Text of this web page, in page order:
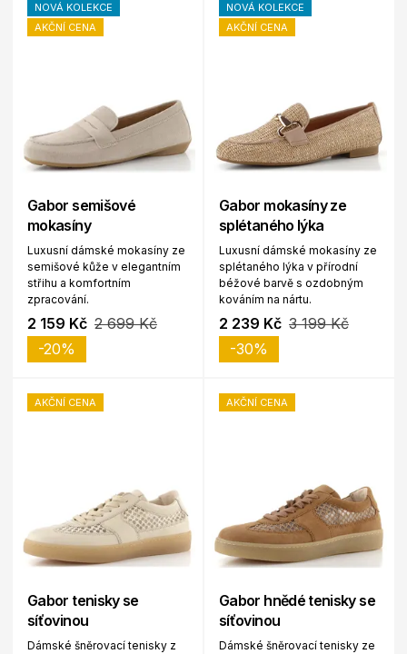
NOVÁ KOLEKCE
AKČNÍ CENA
Gabor semišové
mokasíny
Luxusní dámské mokasíny ze
semišové kůže v elegantním
střihu a komfortním
zpracování.
2 159 Kč 2 699 Kč
-20%
NOVÁ KOLEKCE
AKČNÍ CENA
Gabor mokasíny ze
splétaného lýka
Luxusní dámské mokasíny ze
splétaného lýka v přírodní
béžové barvě s ozdobným
kováním na nártu.
2 239 Kč 3 199 Kč
-30%
AKČNÍ CENA
Gabor tenisky se
síťovinou
Dámské šněrovací tenisky z
AKČNÍ CENA
Gabor hnědé tenisky se
síťovinou
Dámské šněrovací tenisky ze